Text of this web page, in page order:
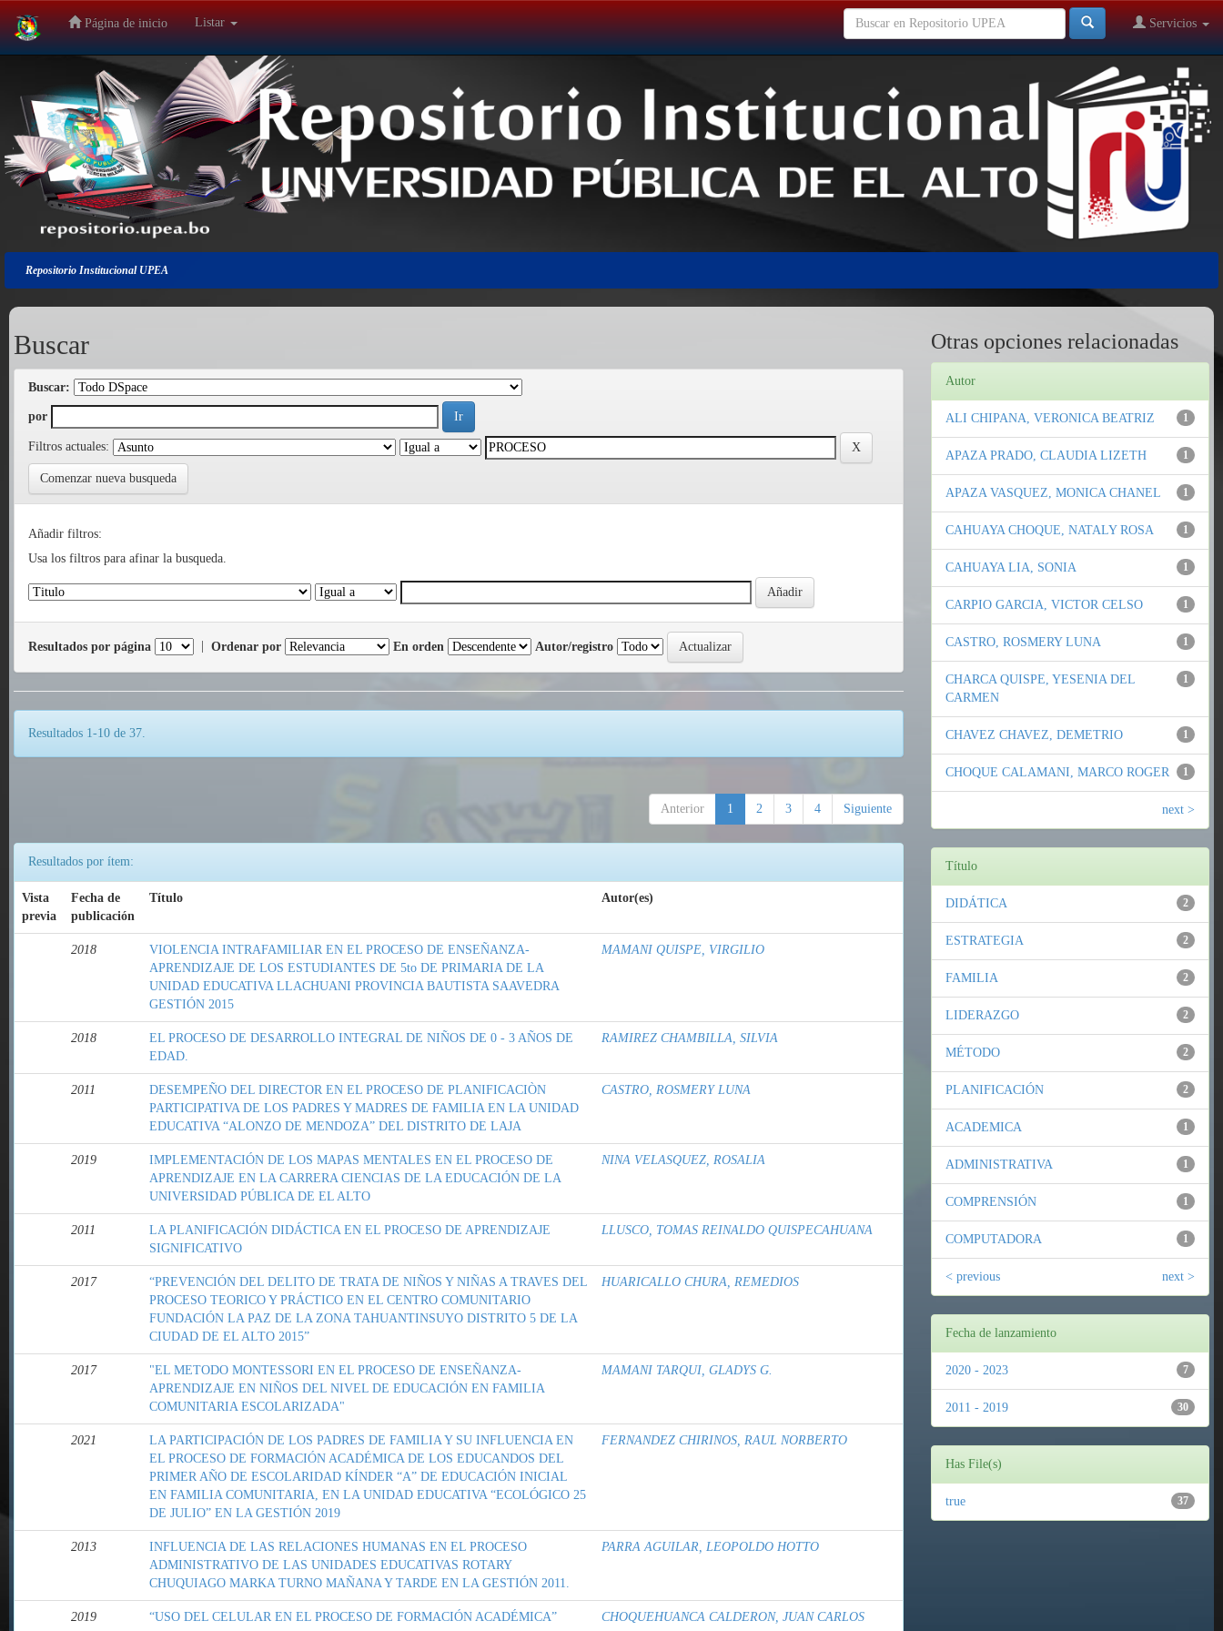
Salir
navegación
Página de inicio Listar Servicios
Repositorio Institucional UPEA
Buscar
Buscar:
por
Filtros actuales:
Comenzar nueva busqueda
Añadir filtros:
Usa los filtros para afinar la busqueda.
Resultados por página Ordenar por En orden Autor/registro
Resultados 1-10 de 37.
Anterior 1 2 3 4 Siguiente
Resultados por ítem:
Vista
previa
Fecha de
publicación
Título Autor(es)
2018
VIOLENCIA INTRAFAMILIAR EN EL PROCESO DE ENSEÑANZA-
APRENDIZAJE DE LOS ESTUDIANTES DE 5to DE PRIMARIA DE LA
UNIDAD EDUCATIVA LLACHUANI PROVINCIA BAUTISTA SAAVEDRA
GESTIÓN 2015
MAMANI QUISPE, VIRGILIO
2018
EL PROCESO DE DESARROLLO INTEGRAL DE NIÑOS DE 0 - 3 AÑOS DE
EDAD.
RAMIREZ CHAMBILLA, SILVIA
2011
DESEMPEÑO DEL DIRECTOR EN EL PROCESO DE PLANIFICACIÒN
PARTICIPATIVA DE LOS PADRES Y MADRES DE FAMILIA EN LA UNIDAD
EDUCATIVA “ALONZO DE MENDOZA” DEL DISTRITO DE LAJA
CASTRO, ROSMERY LUNA
2019
IMPLEMENTACIÓN DE LOS MAPAS MENTALES EN EL PROCESO DE
APRENDIZAJE EN LA CARRERA CIENCIAS DE LA EDUCACIÓN DE LA
UNIVERSIDAD PÚBLICA DE EL ALTO
NINA VELASQUEZ, ROSALIA
2011
LA PLANIFICACIÓN DIDÁCTICA EN EL PROCESO DE APRENDIZAJE
SIGNIFICATIVO
LLUSCO, TOMAS REINALDO QUISPECAHUANA
2017
“PREVENCIÓN DEL DELITO DE TRATA DE NIÑOS Y NIÑAS A TRAVES DEL
PROCESO TEORICO Y PRÁCTICO EN EL CENTRO COMUNITARIO
FUNDACIÓN LA PAZ DE LA ZONA TAHUANTINSUYO DISTRITO 5 DE LA
CIUDAD DE EL ALTO 2015”
HUARICALLO CHURA, REMEDIOS
2017
"EL METODO MONTESSORI EN EL PROCESO DE ENSEÑANZA-
APRENDIZAJE EN NIÑOS DEL NIVEL DE EDUCACIÓN EN FAMILIA
COMUNITARIA ESCOLARIZADA"
MAMANI TARQUI, GLADYS G.
2021
LA PARTICIPACIÓN DE LOS PADRES DE FAMILIA Y SU INFLUENCIA EN
EL PROCESO DE FORMACIÓN ACADÉMICA DE LOS EDUCANDOS DEL
PRIMER AÑO DE ESCOLARIDAD KÍNDER “A” DE EDUCACIÓN INICIAL
EN FAMILIA COMUNITARIA, EN LA UNIDAD EDUCATIVA “ECOLÓGICO 25
DE JULIO” EN LA GESTIÓN 2019
FERNANDEZ CHIRINOS, RAUL NORBERTO
2013
INFLUENCIA DE LAS RELACIONES HUMANAS EN EL PROCESO
ADMINISTRATIVO DE LAS UNIDADES EDUCATIVAS ROTARY
CHUQUIAGO MARKA TURNO MAÑANA Y TARDE EN LA GESTIÓN 2011.
PARRA AGUILAR, LEOPOLDO HOTTO
2019 “USO DEL CELULAR EN EL PROCESO DE FORMACIÓN ACADÉMICA” CHOQUEHUANCA CALDERON, JUAN CARLOS
Otras opciones relacionadas
Autor
1
ALI CHIPANA, VERONICA BEATRIZ
1
APAZA PRADO, CLAUDIA LIZETH
1
APAZA VASQUEZ, MONICA CHANEL
1
CAHUAYA CHOQUE, NATALY ROSA
1
CAHUAYA LIA, SONIA
1
CARPIO GARCIA, VICTOR CELSO
1
CASTRO, ROSMERY LUNA
1
CHARCA QUISPE, YESENIA DEL
CARMEN
1
CHAVEZ CHAVEZ, DEMETRIO
1
CHOQUE CALAMANI, MARCO ROGER
next >
Título
2
DIDÁTICA
2
ESTRATEGIA
2
FAMILIA
2
LIDERAZGO
2
MÉTODO
2
PLANIFICACIÓN
1
ACADEMICA
1
ADMINISTRATIVA
1
COMPRENSIÓN
1
COMPUTADORA
< previous next >
Fecha de lanzamiento
7
2020 - 2023
30
2011 - 2019
Has File(s)
37
true